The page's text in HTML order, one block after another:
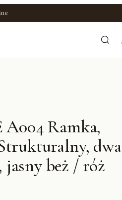
Ramka,
dwa
beż / róż